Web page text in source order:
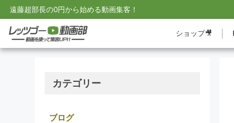
遠藤超部長の0円から始める動画集客！
ショップ🎥
カテゴリー
ブログ